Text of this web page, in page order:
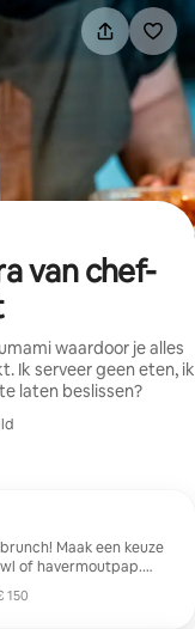
van chef-
waardoor je alles
Ik serveer geen eten, ik
laten beslissen?
Maak een keuze
150